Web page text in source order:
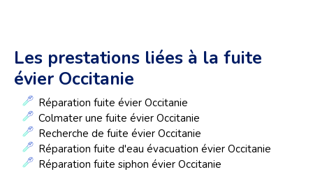
Les prestations liées à la fuite
évier Occitanie
Réparation fuite évier Occitanie
Colmater une fuite évier Occitanie
Recherche de fuite évier Occitanie
Réparation fuite d'eau évacuation évier Occitanie
Réparation fuite siphon évier Occitanie